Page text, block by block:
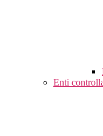
Enti